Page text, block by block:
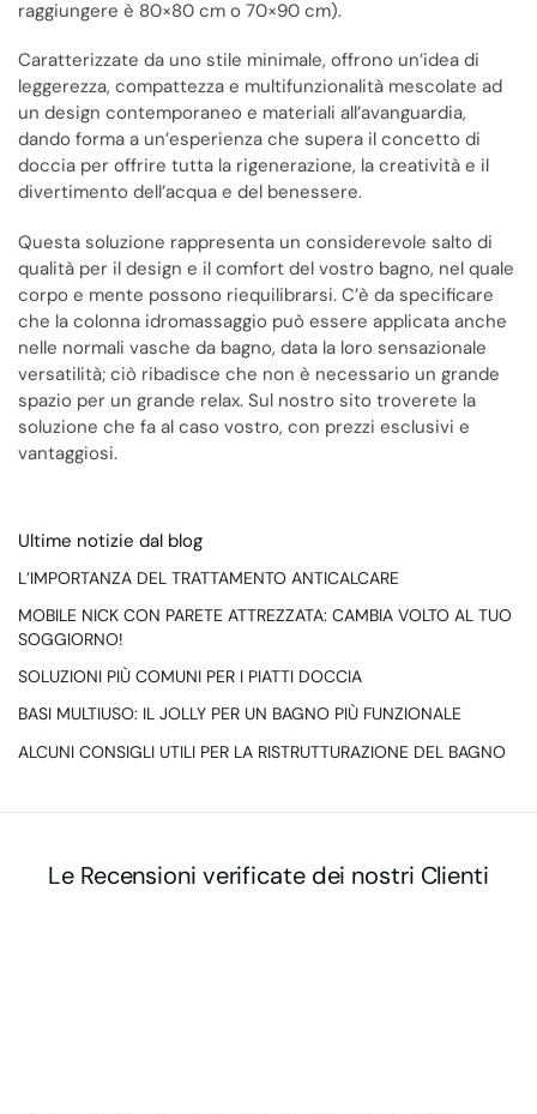
raggiungere è 80×80 cm o 70×90 cm).
Caratterizzate da uno stile minimale, offrono un’idea di
leggerezza, compattezza e multifunzionalità mescolate ad
un design contemporaneo e materiali all’avanguardia,
dando forma a un’esperienza che supera il concetto di
doccia per offrire tutta la rigenerazione, la creatività e il
divertimento dell’acqua e del benessere.
Questa soluzione rappresenta un considerevole salto di
qualità per il design e il comfort del vostro bagno, nel quale
corpo e mente possono riequilibrarsi. C’è da specificare
che la colonna idromassaggio può essere applicata anche
nelle normali vasche da bagno, data la loro sensazionale
versatilità; ciò ribadisce che non è necessario un grande
spazio per un grande relax. Sul nostro sito troverete la
soluzione che fa al caso vostro, con prezzi esclusivi e
vantaggiosi.
Ultime notizie dal blog
L’IMPORTANZA DEL TRATTAMENTO ANTICALCARE
MOBILE NICK CON PARETE ATTREZZATA: CAMBIA VOLTO AL TUO
SOGGIORNO!
SOLUZIONI PIÙ COMUNI PER I PIATTI DOCCIA
BASI MULTIUSO: IL JOLLY PER UN BAGNO PIÙ FUNZIONALE
ALCUNI CONSIGLI UTILI PER LA RISTRUTTURAZIONE DEL BAGNO
Le Recensioni verificate dei nostri Clienti